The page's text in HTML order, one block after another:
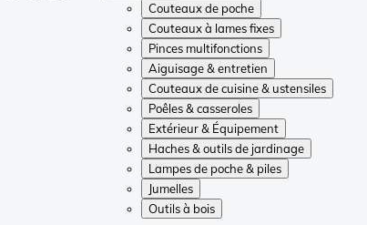
Couteaux de poche
Couteaux à lames fixes
Pinces multifonctions
Aiguisage & entretien
Couteaux de cuisine & ustensiles
Poêles & casseroles
Extérieur & Équipement
Haches & outils de jardinage
Lampes de poche & piles
Jumelles
Outils à bois